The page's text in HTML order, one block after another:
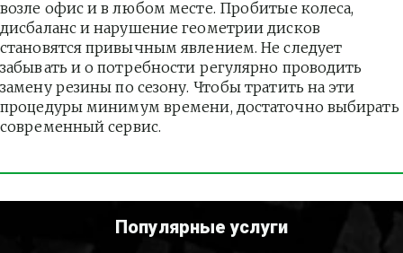
возле офис и в любом месте. Пробитые колеса,
дисбаланс и нарушение геометрии дисков
становятся привычным явлением. Не следует
забывать и о потребности регулярно проводить
замену резины по сезону. Чтобы тратить на эти
процедуры минимум времени, достаточно выбирать
современный сервис.
Популярные услуги